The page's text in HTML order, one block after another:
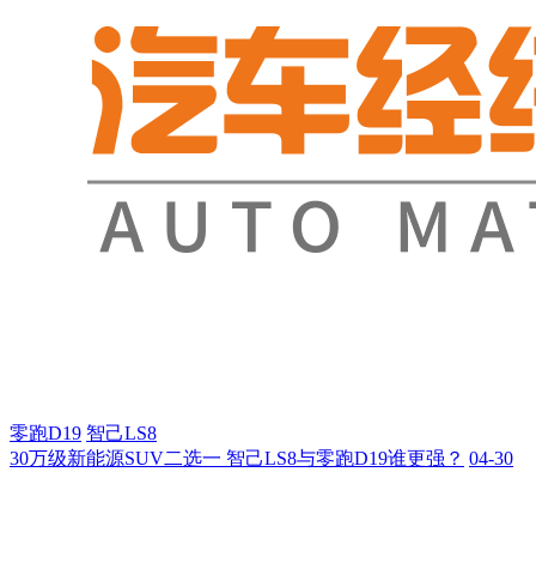
零跑D19 智己LS8
30万级新能源SUV二选一 智己LS8与零跑D19谁更强？ 04-30